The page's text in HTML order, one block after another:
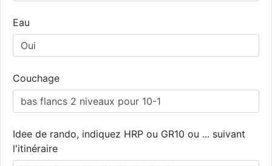
Eau
Couchage
Idee de rando, indiquez HRP ou GR10 ou ... suivant
l'itinéraire